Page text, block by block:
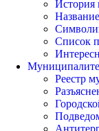
История
Название
Список
Реестр